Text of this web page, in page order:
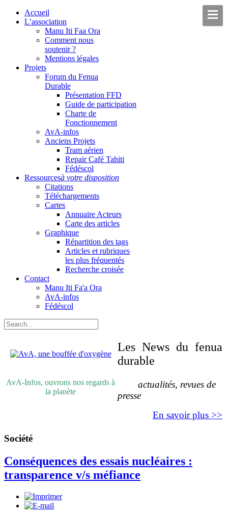
Accueil
L’association
Manu Iti Faa Ora
Comment nous
soutenir ?
Mentions légales
Projets
Forum du Fenua
Durable
Présentation FFD
Guide de participation
Charte de
Fonctionnement
AvA-infos
Anciens Projets
Tram aérien
Repair Café Tahiti
Fédéscol
Ressourcesà votre disposition
Citations
Téléchargements
Cartes
Annuaire Acteurs
Carte des articles
Graphique
Répartition des tags
Articles et rubriques
les plus fréquentés
Recherche croisée
Contact
Manu Iti Fa'a Ora
AvA-infos
Fédéscol
Les News du fenua
durable
AvA-Infos, ouvrons nos regards à
la planète
actualités, revues de
presse
En savoir plus >>
Société
Conséquences des essais nucléaires :
transparence v/s méfiance